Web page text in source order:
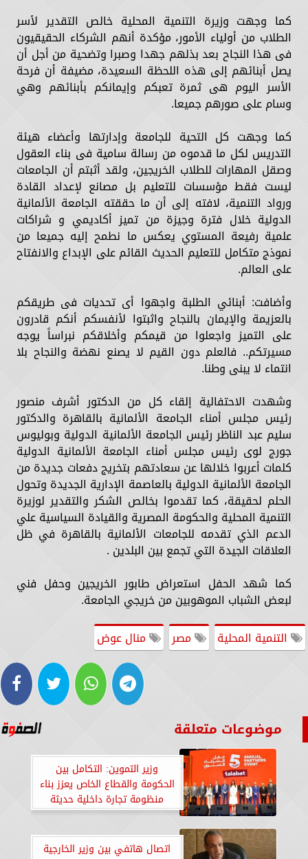
كما وجهت وزيرة التنمية المحلية خالص التقدير لأسر
الطلاب من أولياء الأمور، مؤكدة أنهم الشركاء الحقيقيون
فى هذا النجاح بعد بذلهم جهدا وصبرا وتضحية من أجل أن
يصل أبنائهم إلى هذه اللحظة السعيدة، مضيفة أن فرحة
الأسر اليوم هى ثمرة تعبكم وإيمانكم بأبنائهم وهي
وسام على صورهم جميعا.
كما وجهت كل التحية للجامعة وإدارتها وأعضاء هيئة
التدريس لكل ما قدموه من رسالة سامية فى بناء العقول
وصقل المهارات للطلاب الخريجين، ولقد أثبتم أن الجامعات
ليست فقط مؤسسات للتعليم بل مصانع لإعداد القادة
ورواد التنمية، لافته إلى أن ما حققته الجامعة الألمانية
الدولية خلال فترة وجيزة من تميز أكاديمي و شراكات
علمية رفيعة المستوي يعكس ما نطمح إليه جميعا من
نموذج متكامل للتعليم الحديث القائم على الإبداع والانفتاح
على العالم.
وأضافت: أبنائي الطلبة واجهوا أى تحديات فى طريقكم
بالعزيمة والإيمان بالنجاح واثبتوا لأنفسكم أنكم قادرون
على التميز واجعلوا من قيمكم وأخلاقكم نبراساً يوجه
مسيرتكم.. فالعلم دون القيم لا يصنع نهضة والنجاح بلا
انتماء لا يبنى وطنا.
وشهدت الاحتفالية إلقاء كل من الدكتور أشرف منصور
رئيس مجلس أمناء الجامعة الألمانية بالقاهرة والدكتور
سليم عبد الناظر رئيس الجامعة الألمانية الدولية وبوليوس
جورج لوى رئيس مجلس أمناء الجامعة الألمانية الدولية
كلمات أعربوا خلالها عن سعادتهم بتخريج دفعات جديدة من
الجامعة الألمانية الدولية بالعاصمة الإدارية الجديدة وتحول
الحلم لحقيقة، كما تقدموا بخالص الشكر والتقدير لوزيرة
التنمية المحلية والحكومة المصرية والقيادة السياسية علي
الدعم الذي تقدمه للجامعات الألمانية بالقاهرة في ظل
العلاقات الجيدة التي تجمع بين البلدين .
كما شهد الحفل استعراض طابور الخريجين وحفل فني
لبعض الشباب الموهوبين من خريجي الجامعة.
التنمية المحلية
مصر منال عوض
موضوعات متعلقة
وزير التموين: التكامل بين
الحكومة والقطاع الخاص يعزز بناء
منظومة تجارة داخلية حديثة
ومستدامة
اتصال هاتفي بين وزير الخارجية